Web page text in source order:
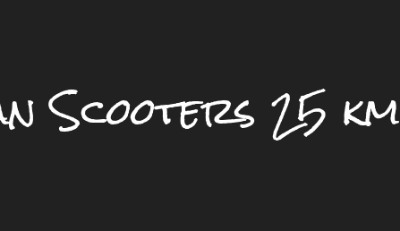
Scooters 25 km